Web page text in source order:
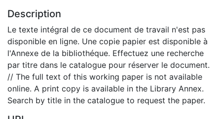
Description
Le texte intégral de ce document de travail n'est pas
disponible en ligne. Une copie papier est disponible à
l'Annexe de la bibliothéque. Effectuez une recherche
par titre dans le catalogue pour réserver le document.
// The full text of this working paper is not available
online. A print copy is available in the Library Annex.
Search by title in the catalogue to request the paper.